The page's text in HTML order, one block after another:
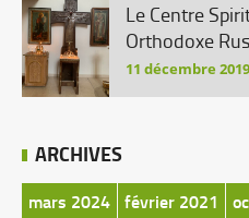
Le Centre
Orthodoxe
11 décembre 2019
ARCHIVES
mars 2024 février 2021